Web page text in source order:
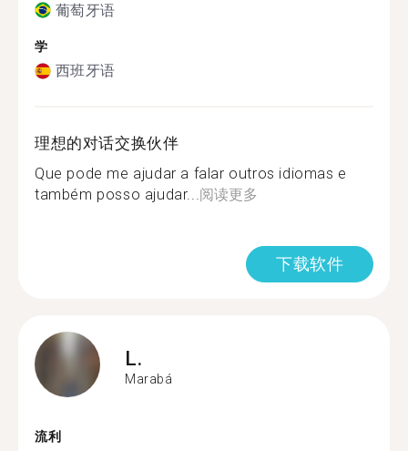
葡萄牙语
学
西班牙语
理想的对话交换伙伴
Que pode me ajudar a falar outros idiomas e
também posso ajudar...阅读更多
下载软件
L.
Marabá
流利